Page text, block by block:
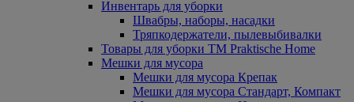
Инвентарь для уборки
Швабры, наборы, насадки
Тряпкодержатели, пылевыбивалки
Товары для уборки ТМ Praktische Home
Мешки для мусора
Мешки для мусора Крепак
Мешки для мусора Стандарт, Компакт